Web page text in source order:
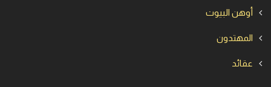
أوهن البيوت
المهتدون
عقائد